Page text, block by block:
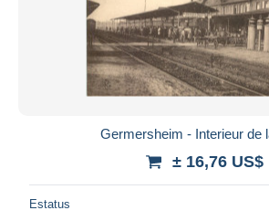
Germersheim - Interieur de
± 16,76 US$
Estatus